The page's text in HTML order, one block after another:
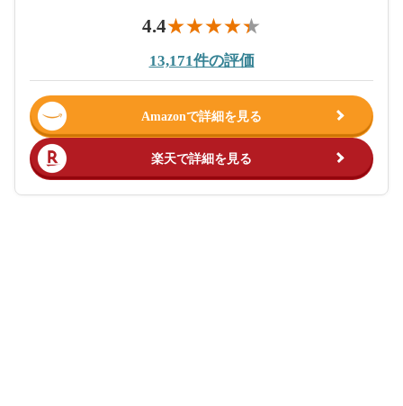
4.4
13,171件の評価
Amazonで詳細を見る
楽天で詳細を見る